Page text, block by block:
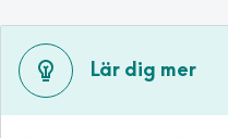
Lär dig mer